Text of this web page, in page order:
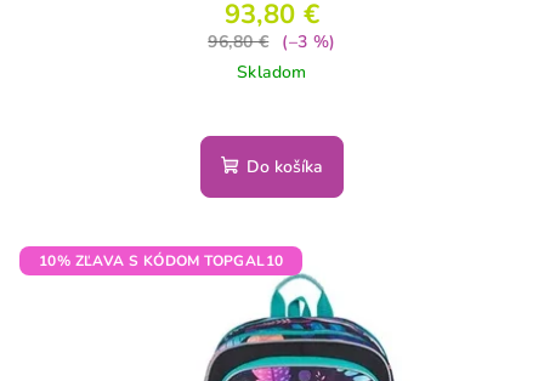
93,80 €
96,80 €
(–3 %)
Skladom
Do košíka
10% ZĽAVA S KÓDOM TOPGAL10